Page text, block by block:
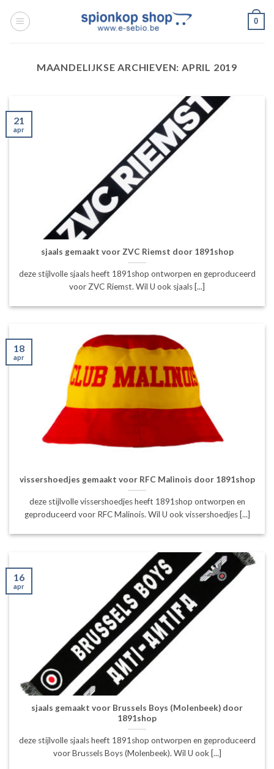
naar
0
MAANDELIJKSE ARCHIEVEN:APRIL 2019
sjaals gemaakt voor ZVC Riemst door 1891shop
deze stijlvolle sjaals heeft 1891shop ontworpen en geproduceerd
voor ZVC Riemst. Wil U ook sjaals [...]
21
apr
vissershoedjes gemaakt voor RFC Malinois door 1891shop
deze stijlvolle vissershoedjes heeft 1891shop ontworpen en
geproduceerd voor RFC Malinois. Wil U ook vissershoedjes [...]
18
apr
sjaals gemaakt voor Brussels Boys (Molenbeek) door
1891shop
deze stijlvolle sjaals heeft 1891shop ontworpen en geproduceerd
voor Brussels Boys (Molenbeek). Wil U ook [...]
16
apr